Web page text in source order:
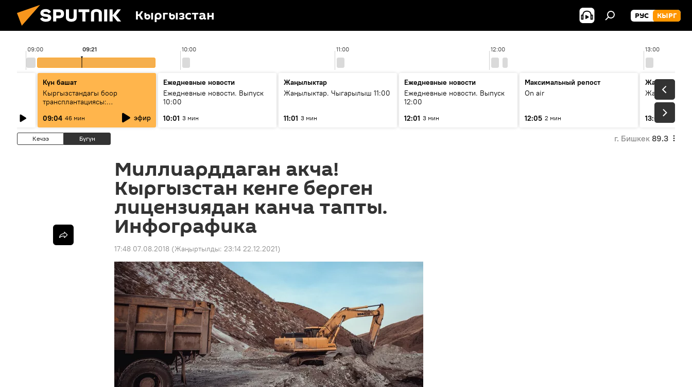
Кыргызстан РУС КЫРГ
09:00 10:00 11:00 12:00 13:00
09:21
Күн башат
Кыргызстандагы боор
трансплантациясы:
жетишкендиктер жана өнүгүү
келечеги
09:04 46 мин эфир
Ежедневные новости
Ежедневные новости. Выпуск
10:00
10:01 3 мин
Жаңылыктар
Жаңылыктар. Чыгарылыш 11:00
11:01 3 мин
Ежедневные новости
Ежедневные новости. Выпуск
12:00
12:01 3 мин
Максимальный репост
On air
12:05 2 мин
Жаңылыктар
13:01 3 мин
Кечээ Бүгүн г. Бишкек 89.3
Миллиарддаган акча!
Кыргызстан кенге берген
лицензиядан канча тапты.
Инфографика
17:48 07.08.2018 (Жаңыртылды: 23:14 22.12.2021)